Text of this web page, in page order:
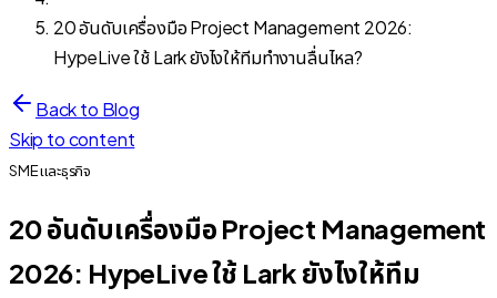
20 อันดับเครื่องมือ Project Management 2026:
HypeLive ใช้ Lark ยังไงให้ทีมทำงานลื่นไหล?
Back to Blog
Skip to content
SME และธุรกิจ
20 อันดับเครื่องมือ Project Management
2026: HypeLive ใช้ Lark ยังไงให้ทีม